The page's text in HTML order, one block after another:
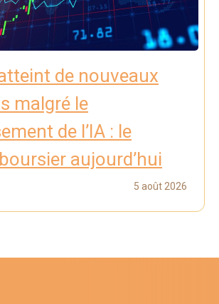
de nouveaux
malgré le
de l’IA : le
aujourd’hui
5 août 2026